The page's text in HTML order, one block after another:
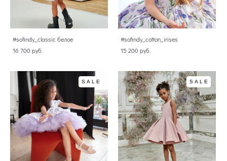
#sofindy_classic белое
16 700 pуб.
#sofindy_cotton_irises
15 200 pуб.
SALE SALE